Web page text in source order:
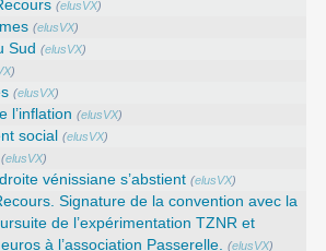
(elusVX)
(elusVX)
Sud (elusVX)
)
(elusVX)
l’inflation (elusVX)
social (elusVX)
(elusVX)
vénissiane s’abstient (elusVX)
Signature de la convention avec la
de l’expérimentation TZNR et
à l’association Passerelle. (elusVX)